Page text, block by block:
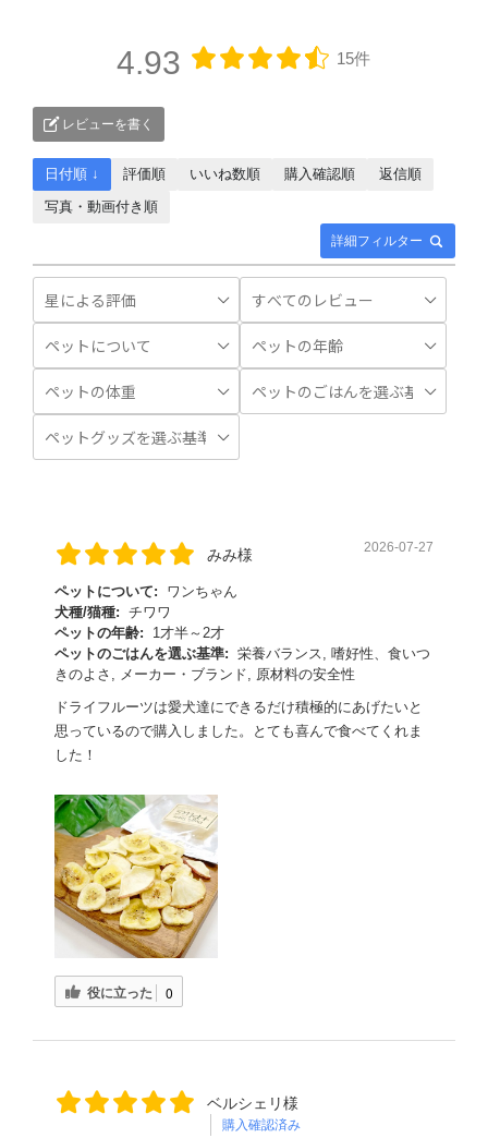
4.93 15件
レビューを書く
詳細フィルター
日付順 ↓ 評価順 いいね数順 購入確認順
返信順
写真・動画付き順
みみ様 2026-07-27
ペットについて:
ワンちゃん
犬種/猫種: チワワ
ペットの年齢:
1才半～2才
ペットのごはんを選ぶ基準: 栄養バランス, 嗜好性、食いつ
きのよさ, メーカー・ブランド, 原材料の安全性
ドライフルーツは愛犬達にできるだけ積極的にあげたいと
思っているので購入しました。とても喜んで食べてくれま
した！
役に立った 0
ベルシェリ様
購入確認済み